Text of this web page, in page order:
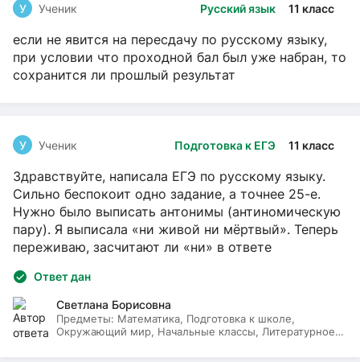
Русский язык 11 класс
У Ученик
если не явится на пересдачу по русскому языку,
при условии что проходной бал был уже набран, то
сохранится ли прошлый результат
Подготовка к ЕГЭ 11 класс
У Ученик
Здравствуйте, написала ЕГЭ по русскому языку.
Сильно беспокоит одно задание, а точнее 25-е.
Нужно было выписать антонимы (антиномическую
пару). Я выписала «ни живой ни мёртвый». Теперь
переживаю, засчитают ли «ни» в ответе
Ответ дан
Светлана Борисовна
Предметы: Математика, Подготовка к школе,
Окружающий мир, Начальные классы, Литературное